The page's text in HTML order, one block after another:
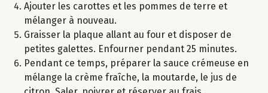
Ajouter les carottes et les pommes de terre et
mélanger à nouveau.
Graisser la plaque allant au four et disposer de
petites galettes. Enfourner pendant 25 minutes.
Pendant ce temps, préparer la sauce crémeuse en
mélange la crème fraîche, la moutarde, le jus de